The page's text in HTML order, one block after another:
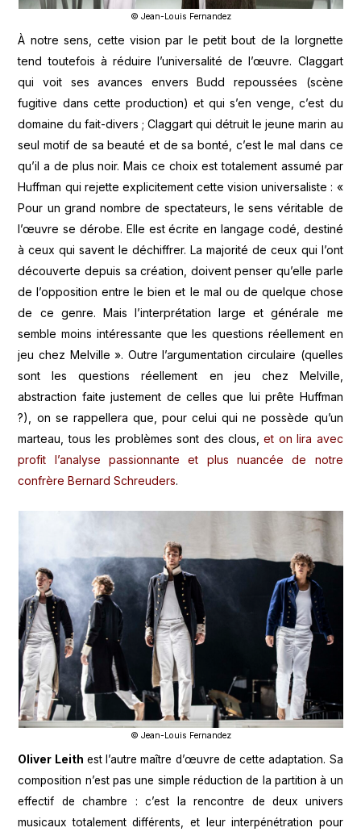
© Jean-Louis Fernandez
À notre sens, cette vision par le petit bout de la lorgnette
tend toutefois à réduire l’universalité de l’œuvre. Claggart
qui voit ses avances envers Budd repoussées (scène
fugitive dans cette production) et qui s’en venge, c’est du
domaine du fait-divers ; Claggart qui détruit le jeune marin au
seul motif de sa beauté et de sa bonté, c’est le mal dans ce
qu’il a de plus noir. Mais ce choix est totalement assumé par
Huffman qui rejette explicitement cette vision universaliste : «
Pour un grand nombre de spectateurs, le sens véritable de
l’œuvre se dérobe. Elle est écrite en langage codé, destiné
à ceux qui savent le déchiffrer. La majorité de ceux qui l’ont
découverte depuis sa création, doivent penser qu’elle parle
de l’opposition entre le bien et le mal ou de quelque chose
de ce genre. Mais l’interprétation large et générale me
semble moins intéressante que les questions réellement en
jeu chez Melville ». Outre l’argumentation circulaire (quelles
sont les questions réellement en jeu chez Melville,
abstraction faite justement de celles que lui prête Huffman
?), on se rappellera que, pour celui qui ne possède qu’un
marteau, tous les problèmes sont des clous,et on lira avec
profit l’analyse passionnante et plus nuancée de notre
confrère Bernard Schreuders.
© Jean-Louis Fernandez
Oliver Leith est l’autre maître d’œuvre de cette adaptation. Sa
composition n’est pas une simple réduction de la partition à un
effectif de chambre : c’est la rencontre de deux univers
musicaux totalement différents, et leur interpénétration pour